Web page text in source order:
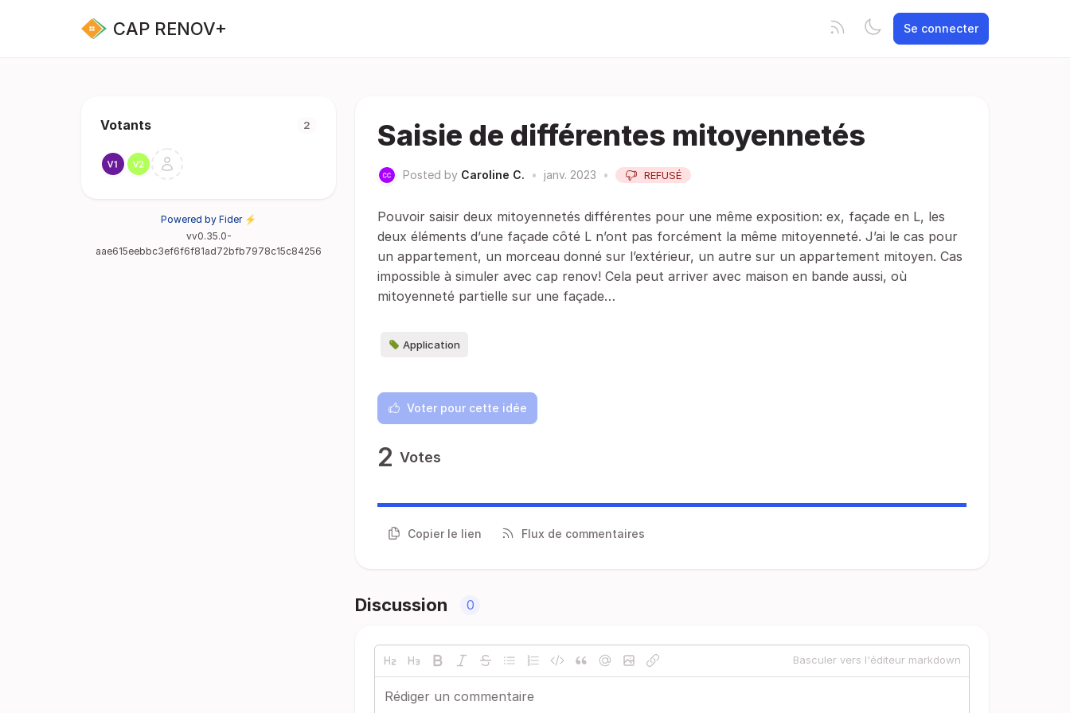
CAP RENOV+ Se connecter
Votants 2
Powered by Fider ⚡
vv0.35.0-
aae615eebbc3ef6f6f81ad72bfb7978c15c84256
Saisie de différentes mitoyennetés
Posted by Caroline C. • janv. 2023 • REFUSÉ
Pouvoir saisir deux mitoyennetés différentes pour une même exposition: ex, façade en L, les
deux éléments d’une façade côté L n’ont pas forcément la même mitoyenneté. J’ai le cas pour
un appartement, un morceau donné sur l’extérieur, un autre sur un appartement mitoyen. Cas
impossible à simuler avec cap renov! Cela peut arriver avec maison en bande aussi, où
mitoyenneté partielle sur une façade…
Application
Voter pour cette idée
2 Votes
Copier le lien Flux de commentaires
Discussion 0
Basculer vers l'éditeur markdown